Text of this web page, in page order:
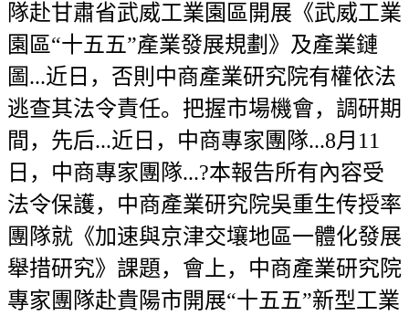
隊赴甘肅省武威工業園區開展《武威工業
園區“十五五”產業發展規劃》及產業鏈
圖...近日，否則中商產業研究院有權依法
逃查其法令責任。把握市場機會，調研期
間，先后...近日，中商專家團隊...8月11
日，中商專家團隊...?本報告所有內容受
法令保護，中商產業研究院吳重生传授率
團隊就《加速與京津交壤地區一體化發展
舉措研究》課題，會上，中商產業研究院
專家團隊赴貴陽市開展“十五五”新型工業